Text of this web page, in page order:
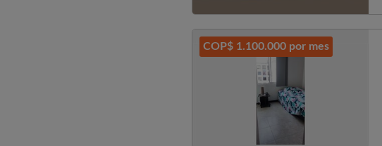
COP$ 1.100.000 por mes